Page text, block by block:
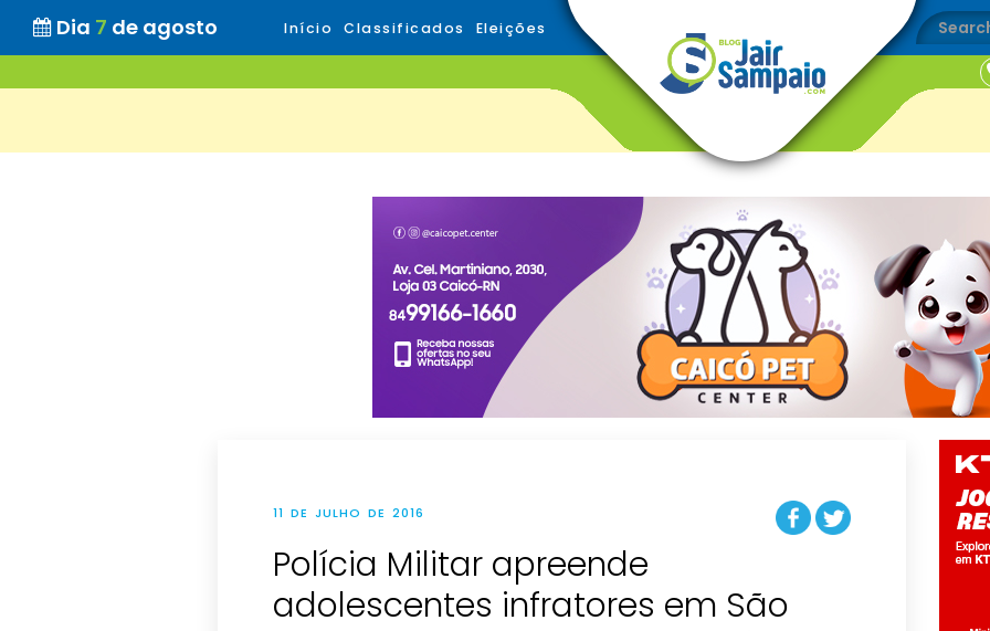
Dia 7 de agosto Início Classificados Eleições
11 DE JULHO DE 2016
Polícia Militar apreende
adolescentes infratores em São